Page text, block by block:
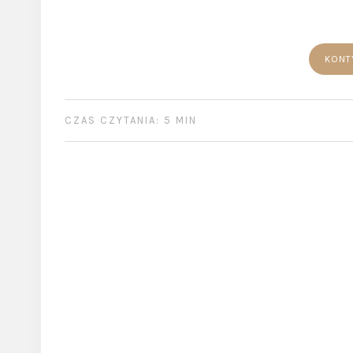
CZAS CZYTANIA: 5 MIN